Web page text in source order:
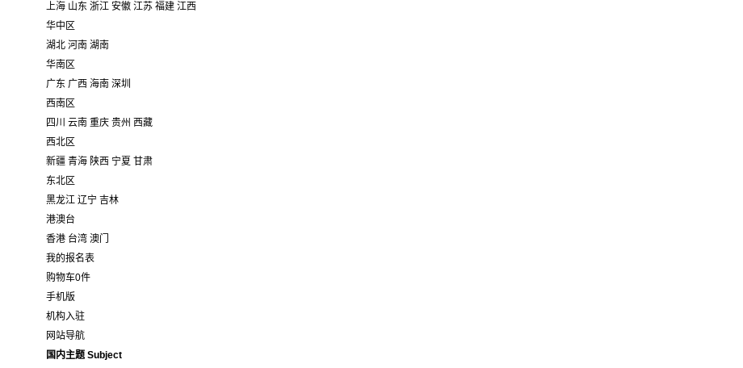
上海 山东 浙江 安徽 江苏 福建 江西
华中区
湖北 河南 湖南
华南区
广东 广西 海南 深圳
西南区
四川 云南 重庆 贵州 西藏
西北区
新疆 青海 陕西 宁夏 甘肃
东北区
黑龙江 辽宁 吉林
港澳台
香港 台湾 澳门
我的报名表
购物车0件
手机版
机构入驻
网站导航
国内主题 Subject